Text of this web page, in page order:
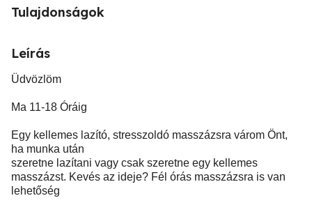
Tulajdonságok
Leírás
Üdvözlöm
Ma 11-18 Óráig
Egy kellemes lazító, stresszoldó masszázsra várom Önt,
ha munka után
szeretne lazítani vagy csak szeretne egy kellemes
masszázst. Kevés az ideje? Fél órás masszázsra is van
lehetőség